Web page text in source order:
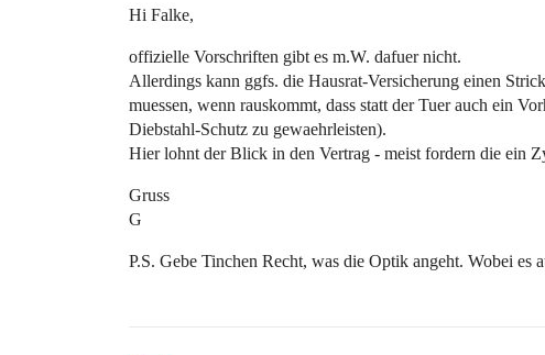
Hi Falke,
offizielle Vorschriften gibt es m.W. dafuer nicht.
Allerdings kann ggfs. die Hausrat-Versicherung einen
muessen, wenn rauskommt, dass statt der Tuer auch ein
Diebstahl-Schutz zu gewaehrleisten).
Hier lohnt der Blick in den Vertrag - meist fordern die ein
Gruss
G
P.S. Gebe Tinchen Recht, was die Optik angeht. Wobei es